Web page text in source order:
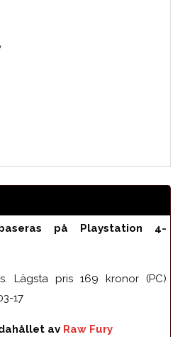
på Playstation 4-
Lägsta pris 169 kronor (PC)
17
av Raw Fury